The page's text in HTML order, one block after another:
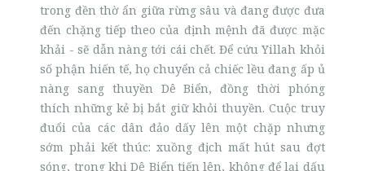
trong đền thờ ẩn giữa rừng sâu và đang được đưa
đến chặng tiếp theo của định mệnh đã được mặc
khải - sẽ dẫn nàng tới cái chết. Để cứu Yillah khỏi
số phận hiến tế, họ chuyển cả chiếc lều đang ấp ủ
nàng sang thuyền Dê Biển, đồng thời phóng
thích những kẻ bị bắt giữ khỏi thuyền. Cuộc truy
đuổi của các dân đảo dấy lên một chặp nhưng
sớm phải kết thúc: xuồng địch mất hút sau đợt
sóng, trong khi Dê Biển tiến lên, không để lại dấu